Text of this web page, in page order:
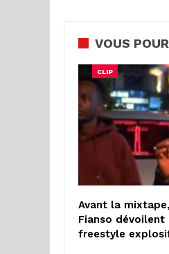
VOUS
CLIP
Avant la
Fianso dévoilent
freestyle